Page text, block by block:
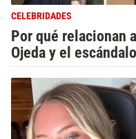
CELEBRIDADES
Por qué relacionan
Ojeda y el